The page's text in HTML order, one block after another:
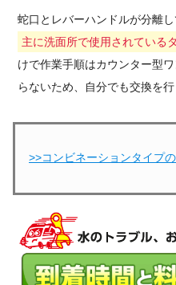
蛇口とレバーハンドルが分離
主に洗面所で使用されている
けで作業手順はカウンター型
らないため、自分でも交換を行
>>コンビネーションタイプ